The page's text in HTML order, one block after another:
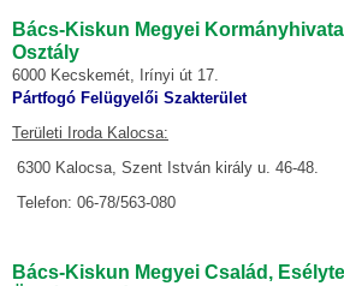
Bács-Kiskun Megyei
Osztály
6000 Kecskemét, Irínyi út 17.
Pártfogó Felügyelői Szakterület
Területi Iroda Kalocsa:
6300 Kalocsa, Szent István király u. 46-48.
Telefon: 06-78/563-080
Bács-Kiskun Megyei Család,